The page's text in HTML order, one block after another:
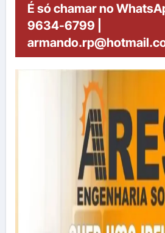
É só chamar no
9634-6799 |